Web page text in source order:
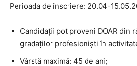
Perioada de înscriere: 20.04-
Candidații pot proveni DOAR din
gradaților profesioniști în
Vârstă maximă: 45 de ani;